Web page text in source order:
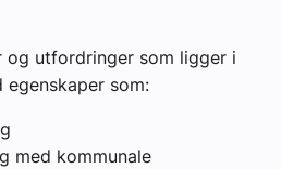
og utfordringer som ligger i
som:
med kommunale